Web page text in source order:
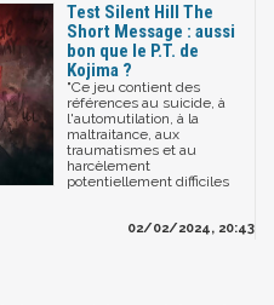
Test Silent Hill The
Short Message : aussi
bon que le P.T. de
Kojima ?
"Ce jeu contient des
références au suicide, à
l'automutilation, à la
maltraitance, aux
traumatismes et au
harcèlement
potentiellement difficiles
02/02/2024, 20:43